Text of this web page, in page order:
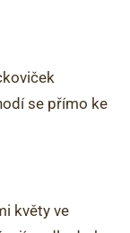
se přímo ke
květy ve